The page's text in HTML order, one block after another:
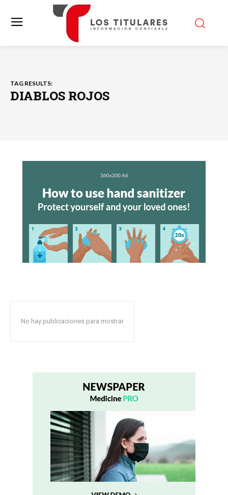
TAG RESULTS:
DIABLOS ROJOS
No hay publicaciones para mostrar